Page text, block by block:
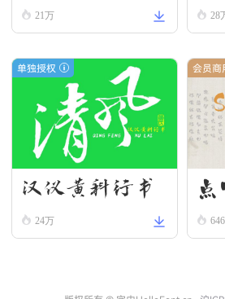
21万
W28
单独授权
汉仪黄科行书
W24万
会员商